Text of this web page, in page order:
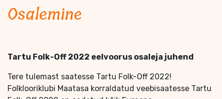
Osalemine
Tartu Folk-Off 2022 eelvoorus osaleja juhend
Tere tulemast saatesse Tartu Folk-Off 2022!
Folklooriklubi Maatasa korraldatud veebisaatesse Tartu